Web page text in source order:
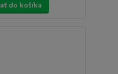
do košíka